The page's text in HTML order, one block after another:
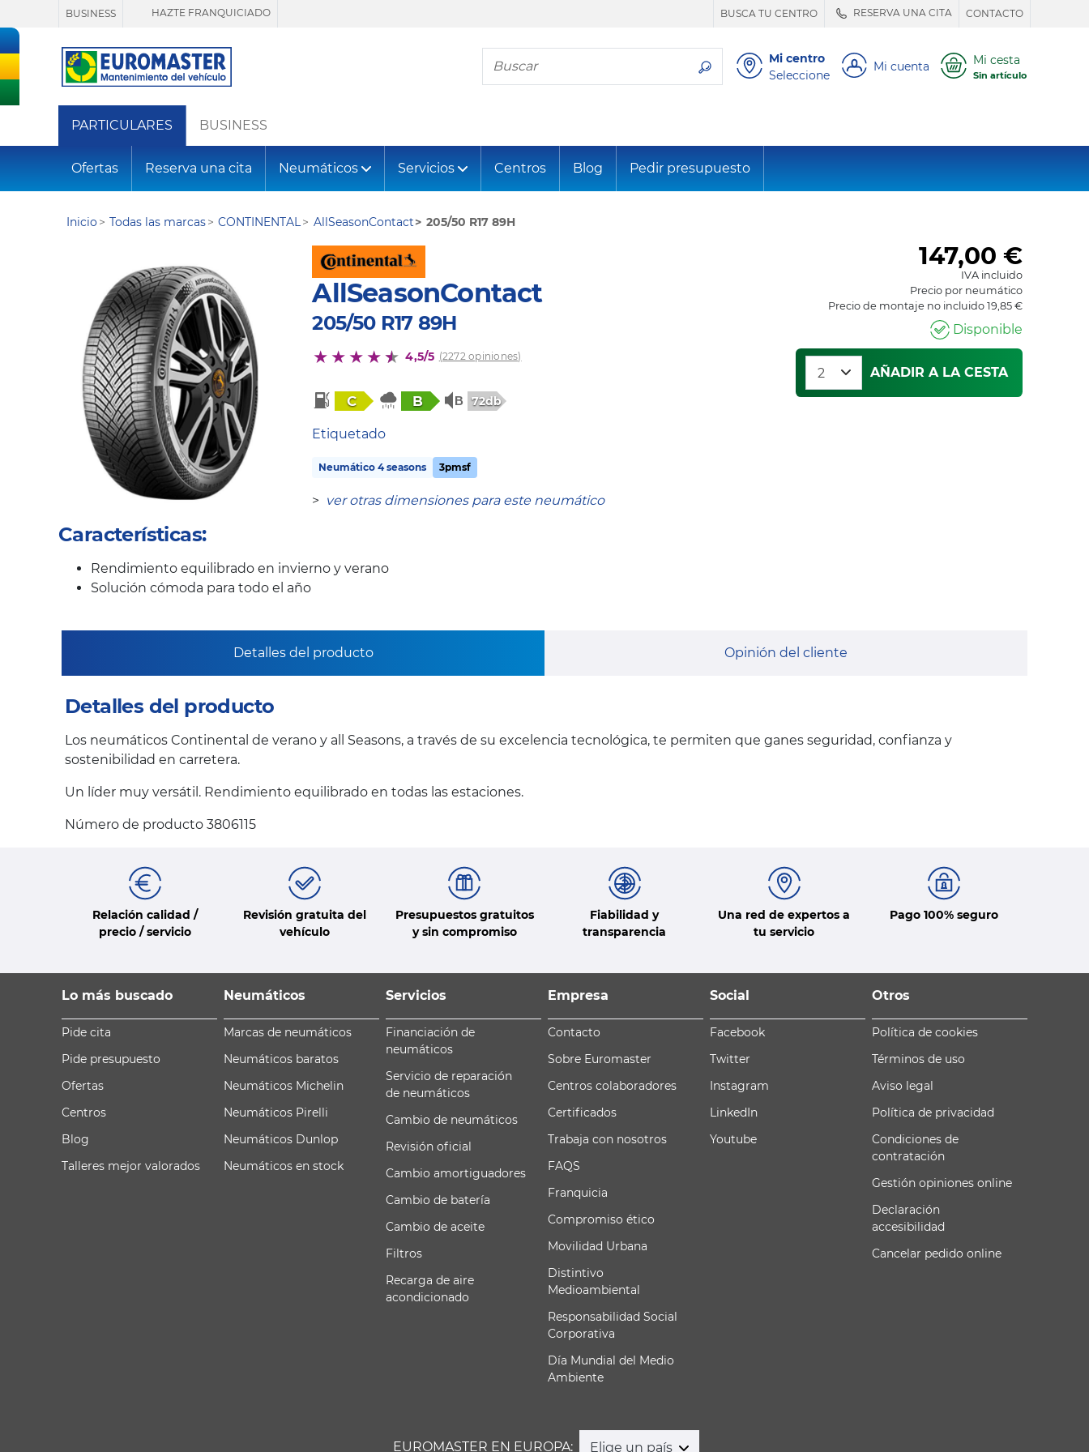
BUSINESS HAZTE FRANQUICIADO BUSCA TU CENTRO RESERVA UNA CITA CONTACTO
Busca tu neumático
Mi centro
Seleccione
Mi cuenta Mi cesta
Sin artículo
PARTICULARES BUSINESS
Ofertas Reserva una cita Neumáticos Servicios Centros Blog Pedir presupuesto
Inicio Todas las marcas CONTINENTAL AllSeasonContact 205/50 R17 89H
AllSeasonContact
205/50 R17 89H
4,5/5 (2272 opiniones)
C B 72db
Etiquetado
Neumático 4 seasons 3pmsf
> ver otras dimensiones para este neumático
147,00 €
IVA incluido
Precio por neumático
Precio de montaje no incluido 19,85 €
Disponible
AÑADIR A LA CESTA
Características:
Rendimiento equilibrado en invierno y verano
Solución cómoda para todo el año
Detalles del producto Opinión del cliente
Detalles del producto
Los neumáticos Continental de verano y all Seasons, a través de su excelencia tecnológica, te permiten que ganes seguridad, confianza y
sostenibilidad en carretera.
Un líder muy versátil. Rendimiento equilibrado en todas las estaciones.
Número de producto 3806115
Relación calidad /
precio / servicio
Revisión gratuita del
vehículo
Presupuestos gratuitos
y sin compromiso
Fiabilidad y
transparencia
Una red de expertos a
tu servicio
Pago 100% seguro
Lo más buscado
Pide cita
Pide presupuesto
Ofertas
Centros
Blog
Talleres mejor valorados
Neumáticos
Marcas de neumáticos
Neumáticos baratos
Neumáticos Michelin
Neumáticos Pirelli
Neumáticos Dunlop
Neumáticos en stock
Servicios
Financiación de
neumáticos
Servicio de reparación
de neumáticos
Cambio de neumáticos
Revisión oficial
Cambio amortiguadores
Cambio de batería
Cambio de aceite
Filtros
Recarga de aire
acondicionado
Empresa
Contacto
Sobre Euromaster
Centros colaboradores
Certificados
Trabaja con nosotros
FAQS
Franquicia
Compromiso ético
Movilidad Urbana
Distintivo
Medioambiental
Responsabilidad Social
Corporativa
Día Mundial del Medio
Ambiente
Social
Facebook
Twitter
Instagram
LinkedIn
Youtube
Otros
Política de cookies
Términos de uso
Aviso legal
Política de privacidad
Condiciones de
contratación
Gestión opiniones online
Declaración
accesibilidad
Cancelar pedido online
EUROMASTER EN EUROPA: Elige un país